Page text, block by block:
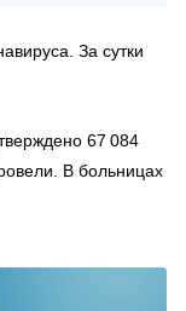
За сутки
67 084
В больницах